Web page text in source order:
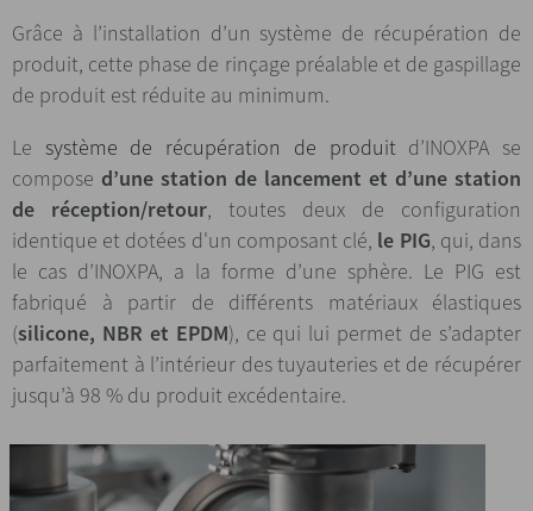
Grâce à l’installation d’un système de récupération de
produit, cette phase de rinçage préalable et de gaspillage
de produit est réduite au minimum.
Le système de récupération de produitd’INOXPA se
compose d’une station de lancement et d’une station
de réception/retour, toutes deux de configuration
identique et dotées d'un composant clé, le PIG, qui, dans
le cas d’INOXPA, a la forme d’une sphère. Le PIG est
fabriqué à partir de différents matériaux élastiques
(silicone, NBR et EPDM), ce qui lui permet de s’adapter
parfaitement à l’intérieur des tuyauteries et de récupérer
jusqu’à 98 % du produit excédentaire.